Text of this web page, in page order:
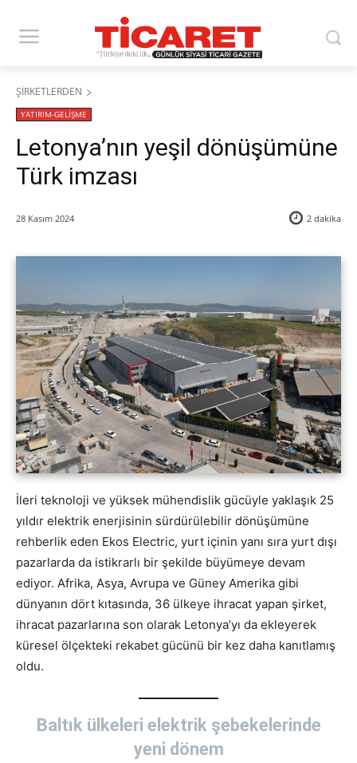
ŞİRKETLERDEN
YATIRIM-GELİŞME
Letonya’nın yeşil dönüşümüne
Türk imzası
28 Kasım 2024 2 dakika
İleri teknoloji ve yüksek mühendislik gücüyle yaklaşık 25
yıldır elektrik enerjisinin sürdürülebilir dönüşümüne
rehberlik eden Ekos Electric, yurt içinin yanı sıra yurt dışı
pazarlarda da istikrarlı bir şekilde büyümeye devam
ediyor. Afrika, Asya, Avrupa ve Güney Amerika gibi
dünyanın dört kıtasında, 36 ülkeye ihracat yapan şirket,
ihracat pazarlarına son olarak Letonya’yı da ekleyerek
küresel ölçekteki rekabet gücünü bir kez daha kanıtlamış
oldu.
Baltık ülkeleri elektrik şebekelerinde
yeni dönem